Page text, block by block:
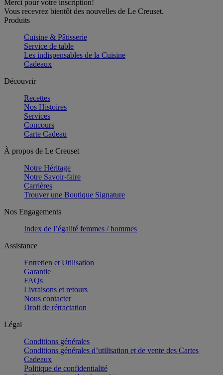
Merci pour votre inscription!
Vous recevrez bientôt des nouvelles de Le Creuset.
Produits
Cuisine & Pâtisserie
Service de table
Les indispensables de la Cuisine
Cadeaux
Découvrir
Recettes
Nos Histoires
Services
Concours
Carte Cadeau
À propos de Le Creuset
Notre Héritage
Notre Savoir-faire
Carrières
Trouver une Boutique Signature
Nos Engagements
Index de l’égalité femmes / hommes
Assistance
Entretien et Utilisation
Garantie
FAQs
Livraisons et retours
Nous contacter
Droit de rétractation
Légal
Conditions générales
Conditions générales d’utilisation et de vente des Cartes
Cadeaux
Politique de confidentialité